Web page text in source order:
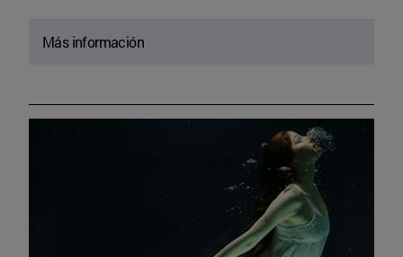
Más información